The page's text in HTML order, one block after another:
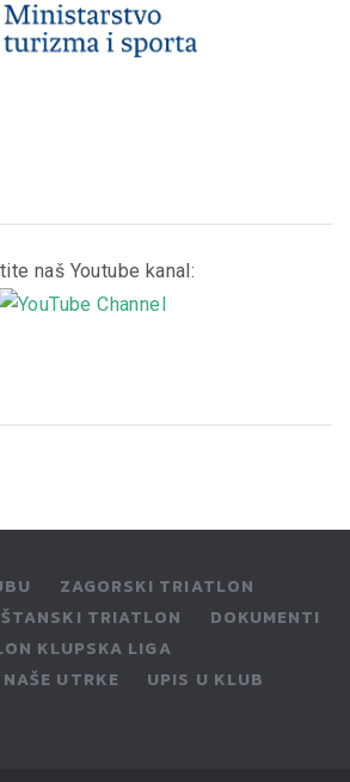
naš Youtube kanal:
ZAGORSKI TRIATLON
TRIATLON
DOKUMENTI
KLUPSKA LIGA
NAŠE UTRKE
UPIS U KLUB